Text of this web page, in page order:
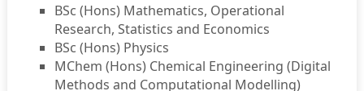
BSc (Hons) Mathematics, Operational
Research, Statistics and Economics
BSc (Hons) Physics
MChem (Hons) Chemical Engineering (Digital
Methods and Computational Modelling)